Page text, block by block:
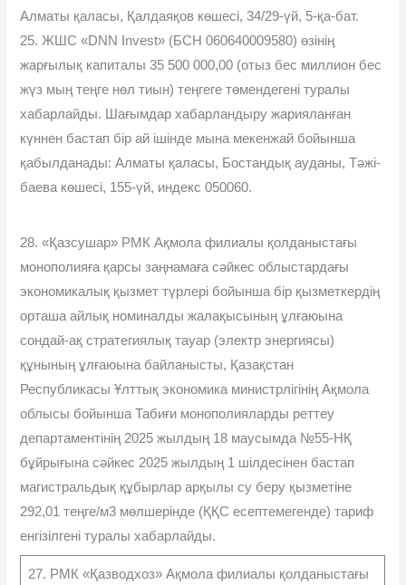
Алматы қаласы, Қалдаяқов көшесі, 34/29-үй, 5-қа-бат.
25. ЖШС «DNN Invest» (БСН 060640009580) өзінің
жарғылық капиталы 35 500 000,00 (отыз бес миллион бес
жүз мың теңге нөл тиын) теңгеге төмендегені туралы
хабарлайды. Шағымдар хабарландыру жарияланған
күннен бастап бір ай ішінде мына мекенжай бойынша
қабылданады: Алматы қаласы, Бостандық ауданы, Тəжі-
баева көшесі, 155-үй, индекс 050060.
28. «Қазсушар» РМК Ақмола филиалы қолданыстағы
монополияға қарсы заңнамаға сəйкес облыстардағы
экономикалық қызмет түрлері бойынша бір қызметкердің
орташа айлық номиналды жалақысының ұлғаюына
сондай-ақ стратегиялық тауар (электр энергиясы)
құнының ұлғаюына байланысты, Қазақстан
Республикасы Ұлттық экономика министрлігінің Ақмола
облысы бойынша Табиғи монополияларды реттеу
департаментінің 2025 жылдың 18 маусымда №55-НҚ
бұйрығына сəйкес 2025 жылдың 1 шілдесінен бастап
магистральдық құбырлар арқылы су беру қызметіне
292,01 теңге/м3 мөлшерінде (ҚҚС есептемегенде) тариф
енгізілгені туралы хабарлайды.
27. РМК «Қазводхоз» Ақмола филиалы қолданыстағы